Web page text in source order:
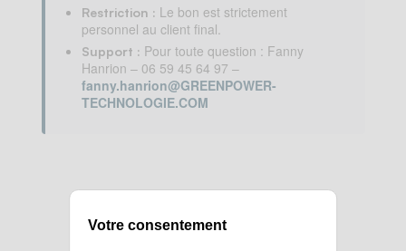
Restriction : Le bon est strictement
personnel au client final.
Support : Pour toute question : Fanny
Hanrion – 06 59 45 64 97 –
fanny.hanrion@GREENPOWER-
TECHNOLOGIE.COM
Votre consentement